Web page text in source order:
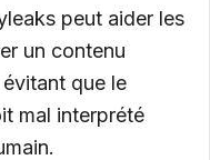
peut aider les
un contenu
que le
mal interprété